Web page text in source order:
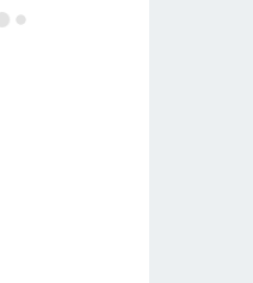
для обуви